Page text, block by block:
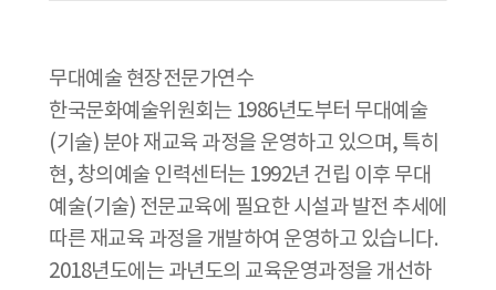
무대예술 현장전문가연수
한국문화예술위원회는 1986년도부터 무대예술
(기술) 분야 재교육 과정을 운영하고 있으며, 특히
현, 창의예술 인력센터는 1992년 건립 이후 무대
예술(기술) 전문교육에 필요한 시설과 발전 추세에
따른 재교육 과정을 개발하여 운영하고 있습니다.
2018년도에는 과년도의 교육운영과정을 개선하